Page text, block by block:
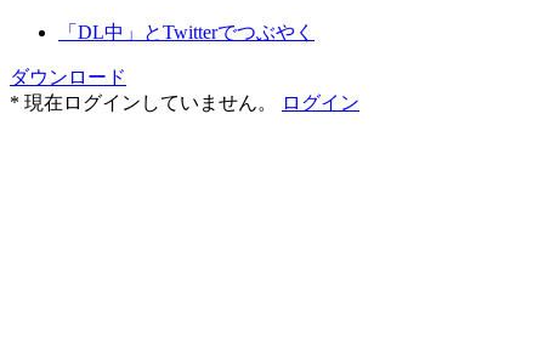
「DL中」とTwitterでつぶやく
ダウンロード
* 現在ログインしていません。
ログイン